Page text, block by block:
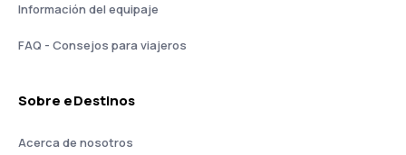
Información del equipaje
FAQ - Consejos para viajeros
Sobre eDestinos
Acerca de nosotros